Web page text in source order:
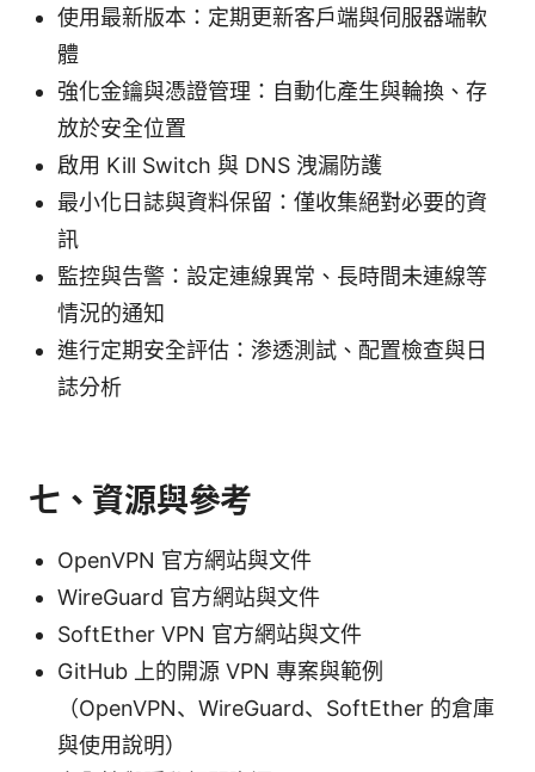
使用最新版本：定期更新客戶端與伺服器端軟
體
強化金鑰與憑證管理：自動化產生與輪換、存
放於安全位置
啟用 Kill Switch 與 DNS 洩漏防護
最小化日誌與資料保留：僅收集絕對必要的資
訊
監控與告警：設定連線異常、長時間未連線等
情況的通知
進行定期安全評估：渗透測試、配置檢查與日
誌分析
七、資源與參考
OpenVPN 官方網站與文件
WireGuard 官方網站與文件
SoftEther VPN 官方網站與文件
GitHub 上的開源 VPN 專案與範例
（OpenVPN、WireGuard、SoftEther 的倉庫
與使用說明）